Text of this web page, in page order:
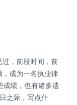
过，前段时间，前
，成为一名执业律
成绩，也有诸多遗
之际，写点什